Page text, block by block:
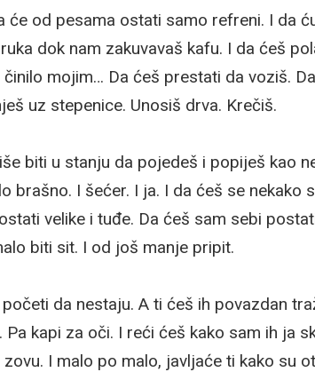
će od pesama ostati samo refreni. I da
dok nam zakuvavaš kafu. I da ćeš
činilo mojim… Da ćeš prestati da voziš.
uz stepenice. Unosiš drva. Krečiš.
biti u stanju da pojedeš i popiješ kao
brašno. I šećer. I ja. I da ćeš se
velike i tuđe. Da ćeš sam sebi
biti sit. I od još manje pripit.
da nestaju. A ti ćeš ih povazdan
Pa kapi za oči. I reći ćeš kako sam ih ja
I malo po malo, javljaće ti kako su